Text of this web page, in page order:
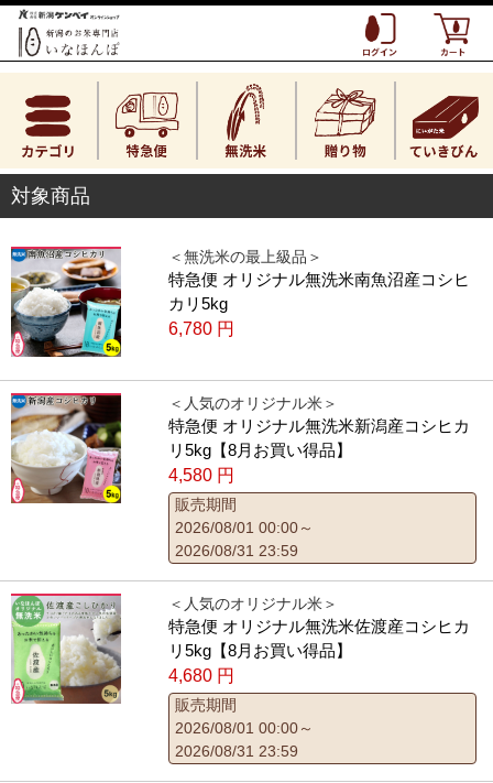
対象商品
＜無洗米の最上級品＞
特急便 オリジナル無洗米南魚沼産コシヒ
カリ5kg
6,780 円
＜人気のオリジナル米＞
特急便 オリジナル無洗米新潟産コシヒカ
リ5kg【8月お買い得品】
4,580 円
販売期間
2026/08/01 00:00～
2026/08/31 23:59
＜人気のオリジナル米＞
特急便 オリジナル無洗米佐渡産コシヒカ
リ5kg【8月お買い得品】
4,680 円
販売期間
2026/08/01 00:00～
2026/08/31 23:59